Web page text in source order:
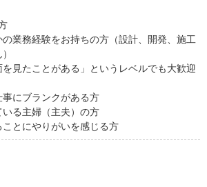
の業務経験をお持ちの方（設計、開発、施工
を見たことがある」というレベルでも大歓迎
事にブランクがある方
いる主婦（主夫）の方
ことにやりがいを感じる方